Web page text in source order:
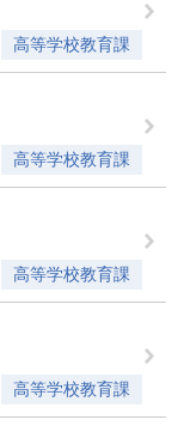
高等学校教育課
高等学校教育課
高等学校教育課
高等学校教育課